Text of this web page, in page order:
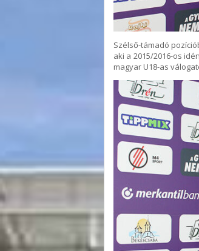
Szélső-támadó
aki a 2015/2016-os
magyar U18-as